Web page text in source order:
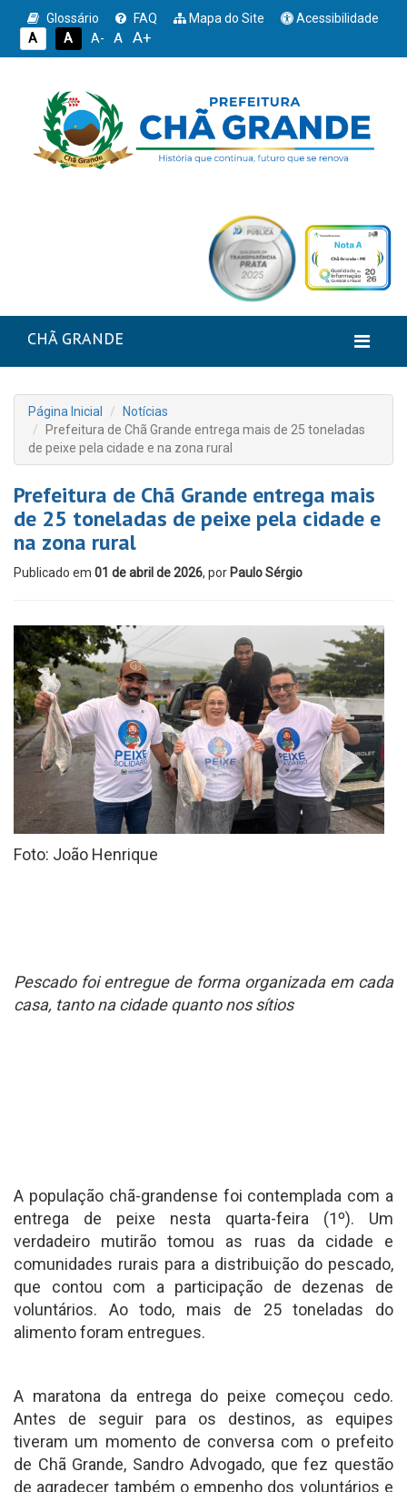
Glossário FAQ Mapa do Site
Acessibilidade
A
A A- A A+
CHÃ GRANDE
Página Inicial
Notícias
Prefeitura de Chã Grande entrega mais de 25 toneladas
de peixe pela cidade e na zona rural
Prefeitura de Chã Grande entrega mais
de 25 toneladas de peixe pela cidade e
na zona rural
Publicado em 01 de abril de 2026, por Paulo Sérgio
Foto: João Henrique
Pescado foi entregue de forma organizada em cada
casa, tanto na cidade quanto nos sítios
A população chã-grandense foi contemplada com a
entrega de peixe nesta quarta-feira (1º). Um
verdadeiro mutirão tomou as ruas da cidade e
comunidades rurais para a distribuição do pescado,
que contou com a participação de dezenas de
voluntários. Ao todo, mais de 25 toneladas do
alimento foram entregues.
A maratona da entrega do peixe começou cedo.
Antes de seguir para os destinos, as equipes
tiveram um momento de conversa com o prefeito
de Chã Grande, Sandro Advogado, que fez questão
de agradecer também o empenho dos voluntários e